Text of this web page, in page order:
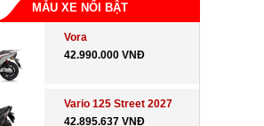
MẪU XE NỔI BẬT
Vora
42.990.000 VNĐ
Vario 125 Street 2027
42.895.637 VNĐ